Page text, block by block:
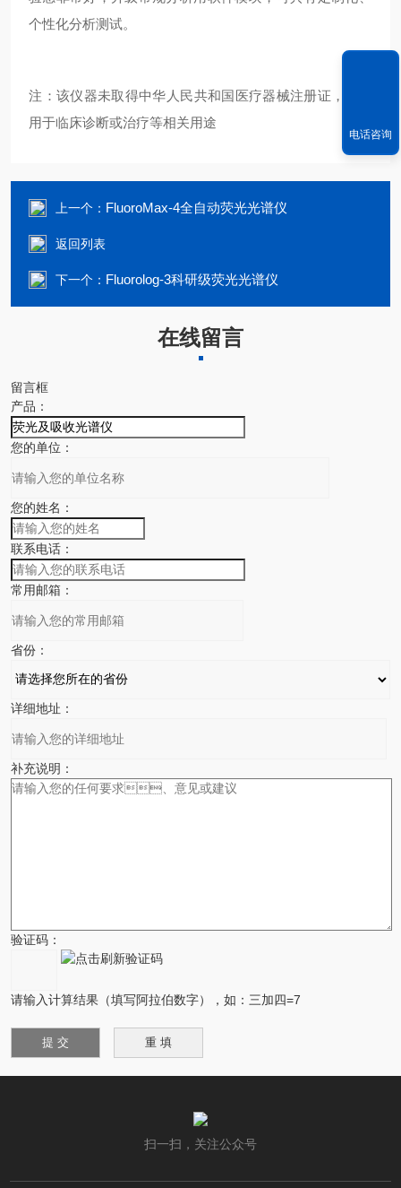
个性化分析测试。
注：该仪器未取得中华人民共和国医疗器械注册证，不可
用于临床诊断或治疗等相关用途
上一个： FluoroMax-4全自动荧光光谱仪
返回列表
下一个： Fluorolog-3科研级荧光光谱仪
在线留言
留言框
产品：
您的单位：
您的姓名：
联系电话：
常用邮箱：
省份：
详细地址：
补充说明：
验证码：
请输入计算结果（填写阿拉伯数字），如：三加四=7
扫一扫，关注公众号
电话咨询